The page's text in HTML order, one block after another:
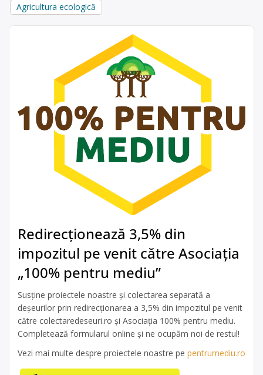
Agricultura ecologică
Redirecționează 3,5% din
impozitul pe venit către Asociația
„100% pentru mediu”
Susține proiectele noastre și colectarea separată a
deșeurilor prin redirecționarea a 3,5% din impozitul pe venit
către colectaredeseuri.ro și Asociația 100% pentru mediu.
Completează formularul online și ne ocupăm noi de restul!
Vezi mai multe despre proiectele noastre pe pentrumediu.ro